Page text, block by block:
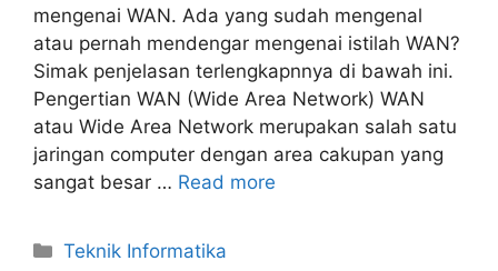
mengenai WAN. Ada yang sudah mengenal
atau pernah mendengar mengenai istilah WAN?
Simak penjelasan terlengkapnnya di bawah ini.
Pengertian WAN (Wide Area Network) WAN
atau Wide Area Network merupakan salah satu
jaringan computer dengan area cakupan yang
sangat besar … Read more
Categories
Teknik Informatika